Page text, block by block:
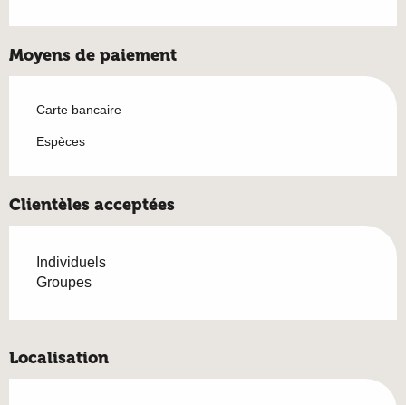
Moyens de paiement
Carte bancaire
Espèces
Clientèles acceptées
Individuels
Groupes
Localisation